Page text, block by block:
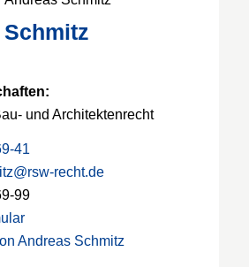
und Architektenrecht
41
recht.de
99
Andreas Schmitz